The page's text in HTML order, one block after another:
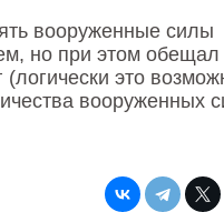
вооруженные силы
но при этом обещал
это
вооруженных